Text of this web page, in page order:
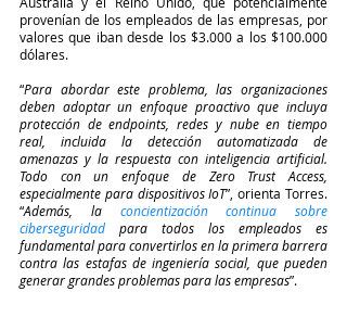
provenían de los empleados de las empresas, por
valores que iban desde los $3.000 a los $100.000
dólares.
“Para abordar este problema, las organizaciones
deben adoptar un enfoque proactivo que incluya
protección de endpoints, redes y nube en tiempo
real, incluida la detección automatizada de
amenazas y la respuesta con inteligencia artificial.
Todo con un enfoque de Zero Trust Access,
especialmente para dispositivos IoT”, orienta Torres.
“Además, la concientización continua sobre
ciberseguridad
para todos los empleados es
fundamental para convertirlos en la primera barrera
contra las estafas de ingeniería social, que pueden
generar grandes problemas para las empresas”.